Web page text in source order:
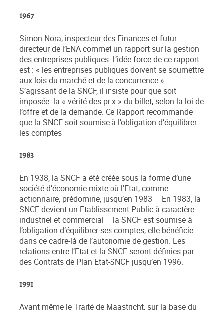
1967
Simon Nora, inspecteur des Finances et futur
directeur de l’ENA commet un rapport sur la gestion
des entreprises publiques. L’idée-force de ce rapport
est : « les entreprises publiques doivent se soumettre
aux lois du marché et de la concurrence » -
S’agissant de la SNCF, il insiste pour que soit
imposée la « vérité des prix » du billet, selon la loi de
l’offre et de la demande. Ce Rapport recommande
que la SNCF soit soumise à l’obligation d’équilibrer
les comptes
1983
En 1938, la SNCF a été créée sous la forme d’une
société d’économie mixte où l’Etat, comme
actionnaire, prédomine, jusqu’en 1983 – En 1983, la
SNCF devient un Etablissement Public à caractère
industriel et commercial – la SNCF est soumise à
l’obligation d’équilibrer ses comptes, elle bénéficie
dans ce cadre-là de l’autonomie de gestion. Les
relations entre l’Etat et la SNCF seront définies par
des Contrats de Plan Etat-SNCF jusqu’en 1996.
1991
Avant même le Traité de Maastricht, sur la base du